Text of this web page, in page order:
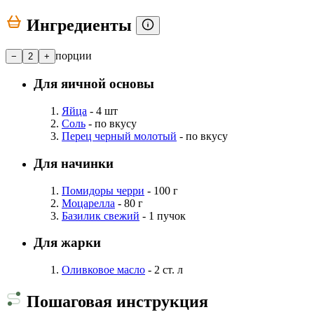
Ингредиенты
− 2 + порции
Для яичной основы
Яйца - 4 шт
Соль - по вкусу
Перец черный молотый - по вкусу
Для начинки
Помидоры черри - 100 г
Моцарелла - 80 г
Базилик свежий - 1 пучок
Для жарки
Оливковое масло - 2 ст. л
Пошаговая инструкция